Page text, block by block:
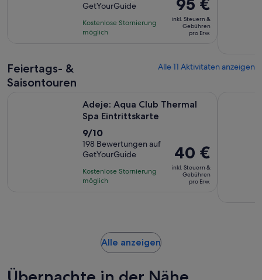
3
Stunden
10,
basierend
auf
GetYourGuide
Kostenlose Stornierung
möglich
Preis
beträgt
95 €
Erw.
95 €
inkl. Steuern &
Gebühren
pro Erw.
Feiertags- &
Saisontouren
Alle 11 Aktivitäten anzeigen
Adeje: Aqua Club Thermal
Spa Eintrittskarte
9.0
von
10,
basierend
auf
9/10
198 Bewertungen auf
GetYourGuide
Kostenlose Stornierung
möglich
Der
Preis
beträgt
40 €
40 €
inkl. Steuern &
Gebühren
pro Erw.
Alle anzeigenWird
neuen